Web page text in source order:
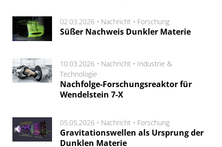
02.03.2026 • Nachricht • Forschung
Süßer Nachweis Dunkler Materie
10.03.2026 • Nachricht • Industrie &
Technologie
Nachfolge-Forschungsreaktor für
Wendelstein 7-X
05.05.2026 • Nachricht • Forschung
Gravitationswellen als Ursprung der
Dunklen Materie